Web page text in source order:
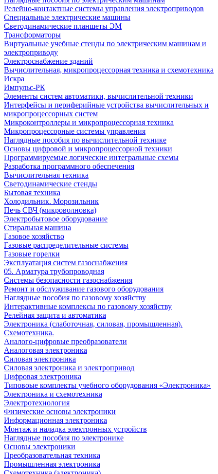
Релейно-контактные системы управления электроприводов
Специальные электрические машины
Светодинамические планшеты ЭМ
Трансформаторы
Виртуальные учебные стенды по электрическим машинам и
электроприводу
Электроснабжение зданий
Вычислительная, микропроцессорная техника и схемотехника
Искра
Импульс-РК
Элементы систем автоматики, вычислительной техники
Интерфейсы и периферийные устройства вычислительных и
микропроцессорных систем
Микроконтроллеры и микропроцессорная техника
Микропроцессорные системы управления
Наглядные пособия по вычислительной технике
Основы цифровой и микропроцессорной техники
Программируемые логические интегральные схемы
Разработка программного обеспечения
Вычислительная техника
Светодинамические стенды
Бытовая техника
Холодильник. Морозильник
Печь СВЧ (микроволновка)
Электробытовое оборудование
Стиральная машина
Газовое хозяйство
Газовые распределительные системы
Газовые горелки
Эксплуатация систем газоснабжения
05. Арматура трубопроводная
Системы безопасности газоснабжения
Ремонт и обслуживание газового оборудования
Наглядные пособия по газовому хозяйству
Интерактивные комплексы по газовому хозяйству
Релейная защита и автоматика
Электроника (слаботочная, силовая, промышленная).
Схемотехника.
Аналого-цифровые преобразователи
Аналоговая электроника
Cиловая электроника
Cиловая электроника и электропривод
Цифровая электроника
Типовоые комплекты учебного оборудования «Электроника»
Электроника и схемотехника
Электротехнология
Физические основы электроники
Информационная электроника
Монтаж и наладка электронных устройств
Наглядные пособия по электронике
Основы электроники
Преобразовательная техника
Промышленная электроника